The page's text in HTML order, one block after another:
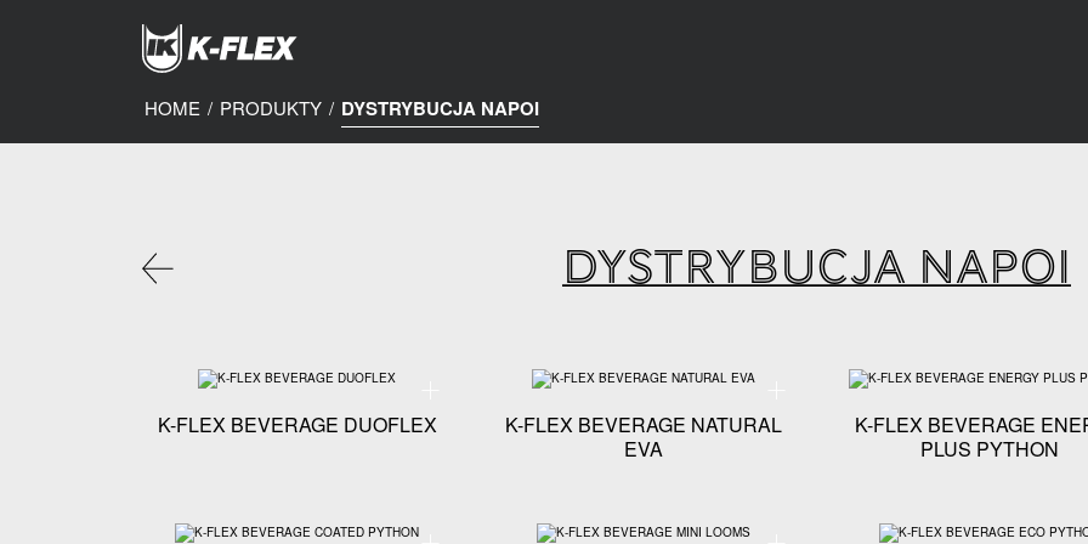
HOME / PRODUKTY / DYSTRYBUCJA NAPOI
DYSTRYBUCJA NAPOI
K-FLEX BEVERAGE DUOFLEX
Specyfikacja techniczna - K-FLEX BEVERAGE DUOFLEX
K-FLEX BEVERAGE NATURAL
EVA
Specyfikacja techniczna - K-FLEX BEVERAGE
K-FLEX BEVERAGE
PLUS PYTHON